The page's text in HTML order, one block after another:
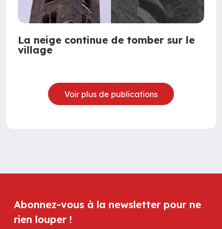
La neige continue de tomber sur le
village
Voir plus de publications
Abonnez-vous à la newsletter pour ne
rien louper !